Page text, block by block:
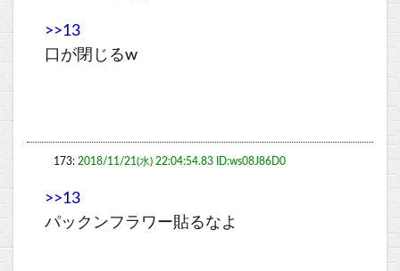
>>13
口が閉じるw
173: 2018/11/21(水) 22:04:54.83 ID:ws08J86D0
>>13
パックンフラワー貼るなよ